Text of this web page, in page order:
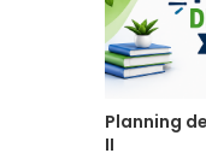
Planning
II